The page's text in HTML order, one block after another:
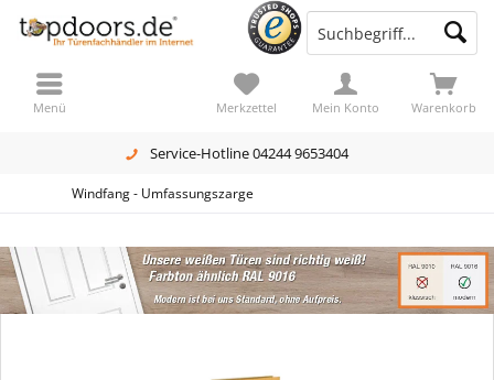
Service-Hotline 04244 9653404
Warenkorb
Merkzettel Mein Konto
Menü
Windfang - Umfassungszarge